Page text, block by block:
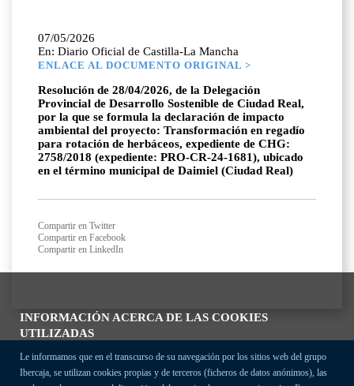
INFORMACIÓN ACERCA DE LAS COOKIES
UTILIZADAS
Le informamos que en el transcurso de su navegación por los sitios web del grupo
Ibercaja, se utilizan cookies propias y de terceros (ficheros de datos anónimos), las
07/05/2026
En: Diario Oficial de Castilla-La Mancha
ENLACE AL DOCUMENTO ORIGINAL >
Resolución de 28/04/2026, de la Delegación
Provincial de Desarrollo Sostenible de Ciudad Real,
por la que se formula la declaración de impacto
ambiental del proyecto: Transformación en regadío
para rotación de herbáceos, expediente de CHG:
2758/2018 (expediente: PRO-CR-24-1681), ubicado
en el término municipal de Daimiel (Ciudad Real)
Compartir en Twitter
Compartir en Facebook
Compartir en LinkedIn